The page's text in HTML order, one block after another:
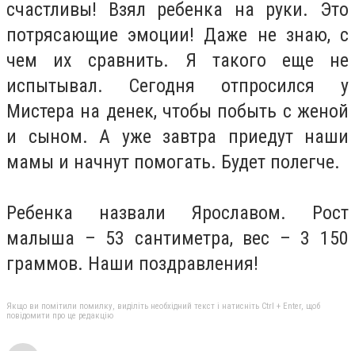
счастливы! Взял ребенка на руки. Это
потрясающие эмоции! Даже не знаю, с
чем их сравнить. Я такого еще не
испытывал. Сегодня отпросился у
Мистера на денек, чтобы побыть с женой
и сыном. А уже завтра приедут наши
мамы и начнут помогать. Будет полегче.
Ребенка назвали Ярославом. Рост
малыша – 53 сантиметра, вес – 3 150
граммов. Наши поздравления!
Якщо ви помітили помилку, виділіть необхідний текст і натисніть Ctrl + Enter, щоб
повідомити про це редакцію